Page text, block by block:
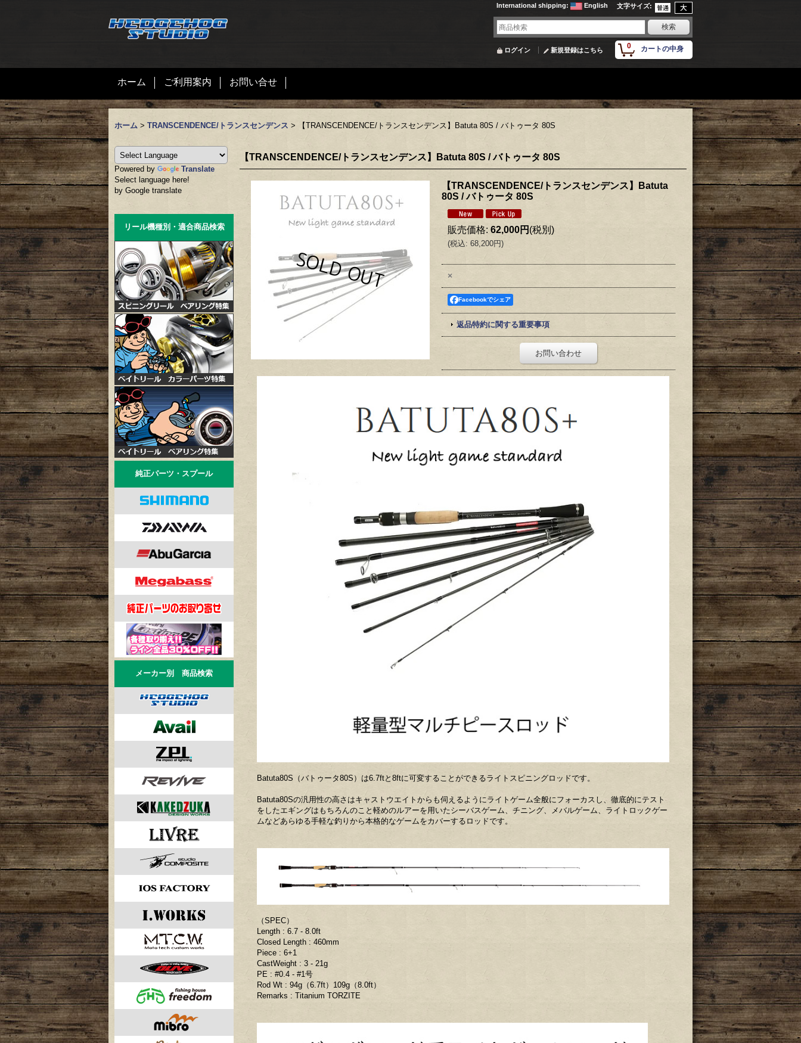
文字サイズ:
International shipping: English
0 カートの中身
ログイン 新規登録はこちら
ホーム ご利用案内 お問い合せ
ホーム > TRANSCENDENCE/トランスセンデンス > 【TRANSCENDENCE/トランスセンデンス】Batuta 80S / バトゥータ 80S
Powered by
Translate
Select language here!
by Google translate
リール機種別・適合商品検索
純正パーツ・スプール
メーカー別 商品検索
【TRANSCENDENCE/トランスセンデンス】Batuta 80S / バトゥータ 80S
【TRANSCENDENCE/トランスセンデンス】Batuta
80S / バトゥータ 80S
販売価格: 62,000円 (税別)
(税込: 68,200円)
×
Facebookでシェア
返品特約に関する重要事項
お問い合わせ
Batuta80S（バトゥータ80S）は6.7ftと8ftに可変することができるライトスピニングロッドです。
Batuta80Sの汎用性の高さはキャストウエイトからも伺えるようにライトゲーム全般にフォーカスし、徹底的にテスト
をしたエギングはもちろんのこと軽めのルアーを用いたシーバスゲーム、チニング、メバルゲーム、ライトロックゲー
ムなどあらゆる手軽な釣りから本格的なゲームをカバーするロッドです。
（SPEC）
Length : 6.7 - 8.0ft
Closed Length : 460mm
Piece : 6+1
CastWeight : 3 - 21g
PE : #0.4 - #1号
Rod Wt : 94g（6.7ft）109g（8.0ft）
Remarks : Titanium TORZITE